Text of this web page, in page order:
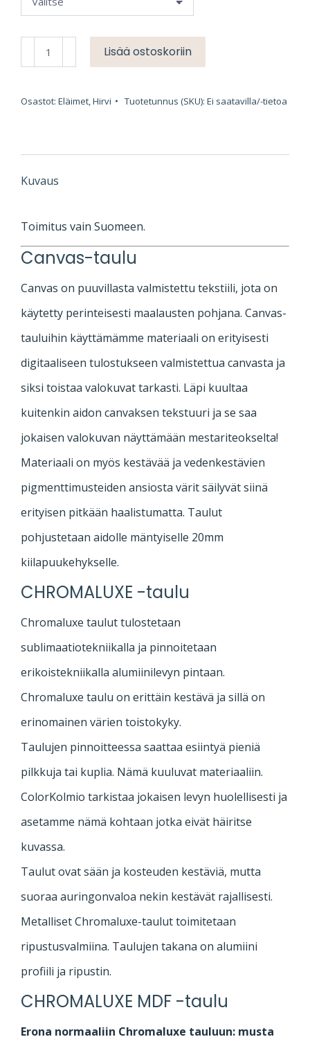
1
Lisää ostoskoriin
Osastot: Eläimet,Hirvi Tuotetunnus (SKU): Ei saatavilla/-tietoa
Kuvaus
Toimitus vain Suomeen.
Canvas-taulu
Canvas on puuvillasta valmistettu tekstiili, jota on
käytetty perinteisesti maalausten pohjana. Canvas-
tauluihin käyttämämme materiaali on erityisesti
digitaaliseen tulostukseen valmistettua canvasta ja
siksi toistaa valokuvat tarkasti. Läpi kuultaa
kuitenkin aidon canvaksen tekstuuri ja se saa
jokaisen valokuvan näyttämään mestariteokselta!
Materiaali on myös kestävää ja vedenkestävien
pigmenttimusteiden ansiosta värit säilyvät siinä
erityisen pitkään haalistumatta. Taulut
pohjustetaan aidolle mäntyiselle 20mm
kiilapuukehykselle.
CHROMALUXE -taulu
Chromaluxe taulut tulostetaan
sublimaatiotekniikalla ja pinnoitetaan
erikoistekniikalla alumiinilevyn pintaan.
Chromaluxe taulu on erittäin kestävä ja sillä on
erinomainen värien toistokyky.
Taulujen pinnoitteessa saattaa esiintyä pieniä
pilkkuja tai kuplia. Nämä kuuluvat materiaaliin.
ColorKolmio tarkistaa jokaisen levyn huolellisesti ja
asetamme nämä kohtaan jotka eivät häiritse
kuvassa.
Taulut ovat sään ja kosteuden kestäviä, mutta
suoraa auringonvaloa nekin kestävät rajallisesti.
Metalliset Chromaluxe-taulut toimitetaan
ripustusvalmiina. Taulujen takana on alumiini
profiili ja ripustin.
CHROMALUXE MDF -taulu
Erona normaaliin Chromaluxe tauluun: musta